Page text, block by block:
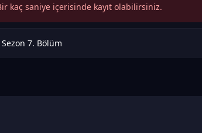
kaç saniye içerisinde kayıt olabilirsiniz.
7. Bölüm